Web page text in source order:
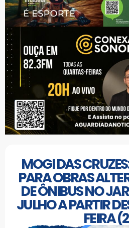
MOGI DAS
PARA OBRAS
DE ÔNIBUS NO
JULHO A PARTIR
FEIRA